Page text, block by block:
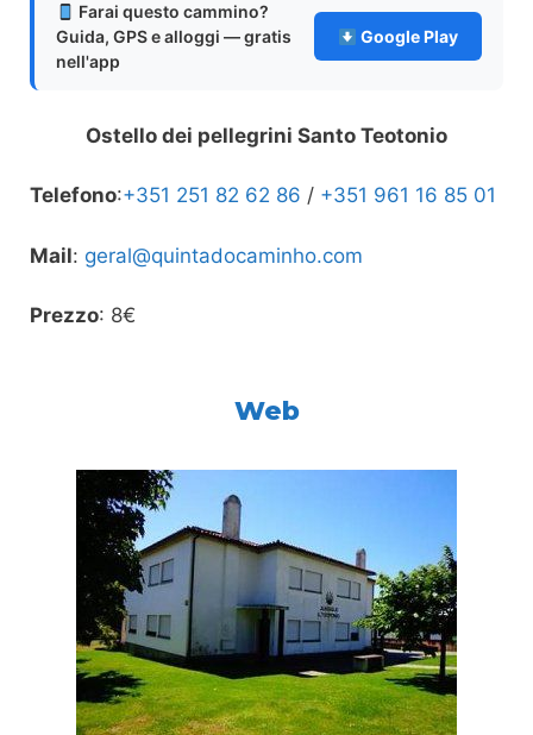
Farai questo cammino?
Guida, GPS e alloggi — gratis
nell'app
Google Play
Ostello dei pellegrini Santo Teotonio
Telefono:+351 251 82 62 86 / +351 961 16 85 01
Mail: geral@quintadocaminho.com
Prezzo: 8€
Web